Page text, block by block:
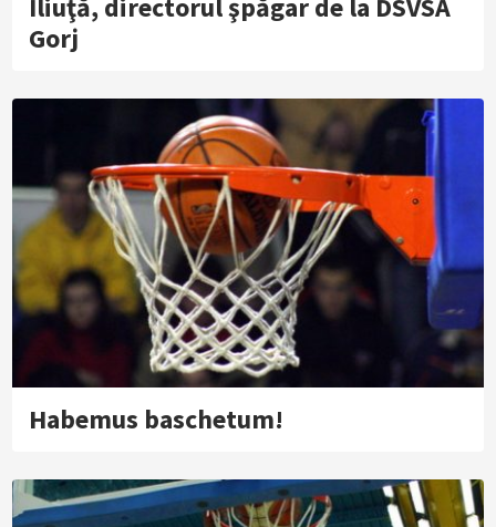
Iliuţă, directorul şpăgar de la DSVSA
Gorj
Habemus baschetum!